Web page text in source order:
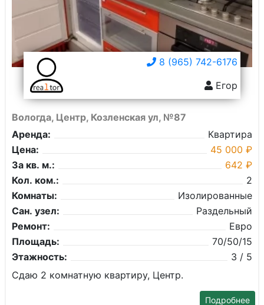
8 (965) 742-6176
Егор
Вологда, Центр, Козленская ул, №87
Аренда:
Квартира
Цена:
45 000 ₽
За кв. м.:
642 ₽
Кол. ком.:
2
Комнаты:
Изолированные
Сан. узел:
Раздельный
Ремонт:
Евро
Площадь:
70/50/15
Этажность:
3 / 5
Сдаю 2 комнатную квартиру, Центр.
Подробнее